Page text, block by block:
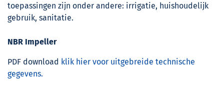
toepassingen zijn onder andere: irrigatie, huishoudelijk
gebruik, sanitatie.
NBR Impeller
PDF download klik hier voor uitgebreide technische
gegevens.